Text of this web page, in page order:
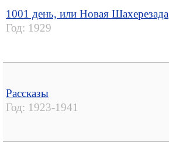
1001 день, или Новая Шахерезада
Год: 1929
Рассказы
Год: 1923-1941